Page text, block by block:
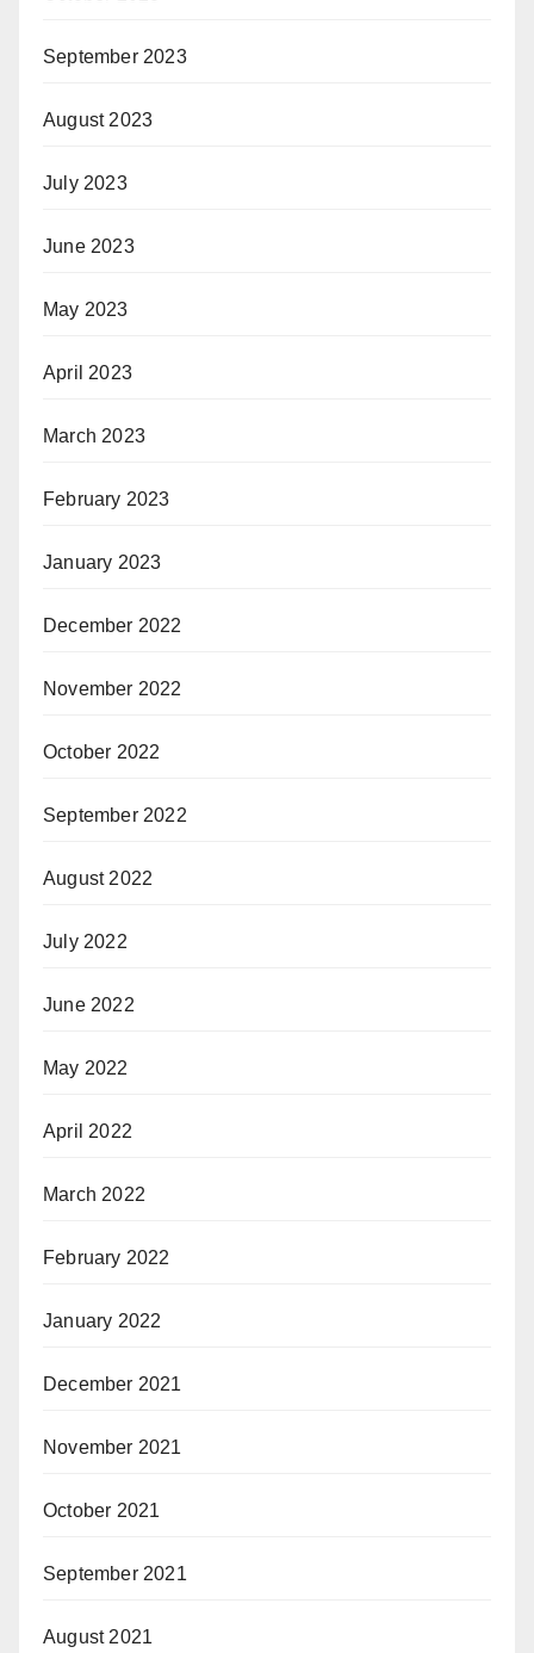
September 2023
August 2023
July 2023
June 2023
May 2023
April 2023
March 2023
February 2023
January 2023
December 2022
November 2022
October 2022
September 2022
August 2022
July 2022
June 2022
May 2022
April 2022
March 2022
February 2022
January 2022
December 2021
November 2021
October 2021
September 2021
August 2021